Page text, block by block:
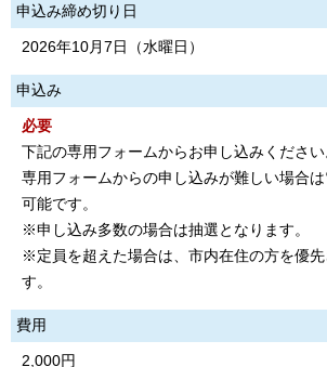
申込み締め切り日
2026年10月7日（水曜日）
申込み
必要
下記の専用フォームからお申し込みください
専用フォームからの申し込みが難しい場合
可能です。
※申し込み多数の場合は抽選となります。
※定員を超えた場合は、市内在住の方を優先
す。
費用
2,000円